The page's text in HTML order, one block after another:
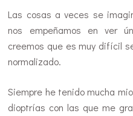
Las cosas a veces se
nos empeñamos en ver
creemos que es muy difícil
normalizado.
Siempre he tenido mucha
dioptrías con las que me